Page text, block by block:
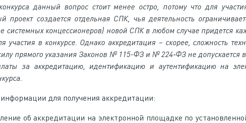
данный вопрос стоит менее остро, потому что для
проект создается отдельная СПК, чья деятельность
системных концессионеров) новой СПК в любом случае придется
участия в конкурсе. Однако аккредитация – скорее, сложность
прямого указания Законов № 115-ФЗ и № 224‑ФЗ не допускается
за аккредитацию, идентификацию и аутентификацию на
для получения аккредитации:
об аккредитации на электронной площадке по